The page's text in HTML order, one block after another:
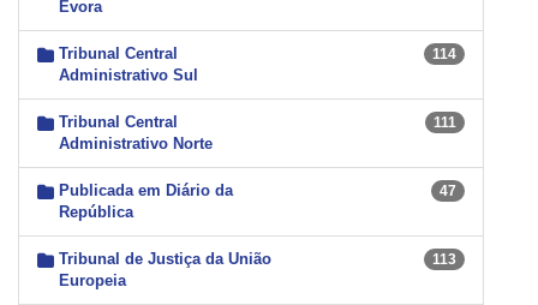
Évora
Tribunal Central
Administrativo Sul
114
Tribunal Central
Administrativo Norte
111
Publicada em Diário da
República
47
Tribunal de Justiça da União
Europeia
113